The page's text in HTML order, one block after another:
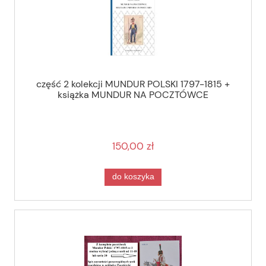
część 2 kolekcji MUNDUR POLSKI 1797-1815 +
książka MUNDUR NA POCZTÓWCE
150,00 zł
do koszyka